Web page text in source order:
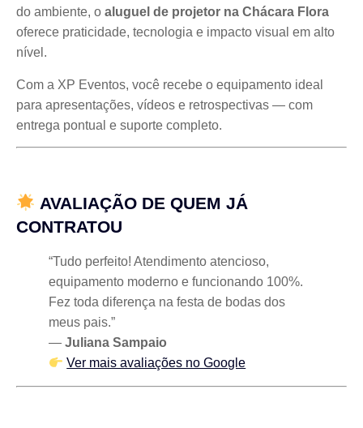
do ambiente, o aluguel de projetor na Chácara Flora
oferece praticidade, tecnologia e impacto visual em alto
nível.
Com a XP Eventos, você recebe o equipamento ideal
para apresentações, vídeos e retrospectivas — com
entrega pontual e suporte completo.
AVALIAÇÃO DE QUEM JÁ
CONTRATOU
“Tudo perfeito! Atendimento atencioso,
equipamento moderno e funcionando 100%.
Fez toda diferença na festa de bodas dos
meus pais.”
— Juliana Sampaio
Ver mais avaliações no Google